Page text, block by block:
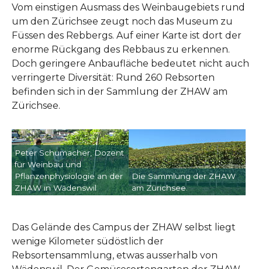
Vom einstigen Ausmass des Weinbaugebiets rund
um den Zürichsee zeugt noch das Museum zu
Füssen des Rebbergs. Auf einer Karte ist dort der
enorme Rückgang des Rebbaus zu erkennen.
Doch geringere Anbaufläche bedeutet nicht auch
verringerte Diversität: Rund 260 Rebsorten
befinden sich in der Sammlung der ZHAW am
Zürichsee.
Show larger version
Peter Schumacher, Dozent
für Weinbau und
Pflanzenphysiologie an der
ZHAW in Wädenswil
Show larger version
Die Sammlung der ZHAW
am Zürichsee.
Das Gelände des Campus der ZHAW selbst liegt
wenige Kilometer südöstlich der
Rebsortensammlung, etwas ausserhalb von